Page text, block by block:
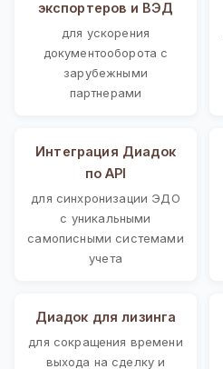
экспортеров и ВЭД
для ускорения
документооборота с
зарубежными
партнерами
Интеграция Диадок
по API
для синхронизации ЭДО
с уникальными
самописными системами
учета
Диадок для лизинга
для сокращения времени
выхода на сделку и